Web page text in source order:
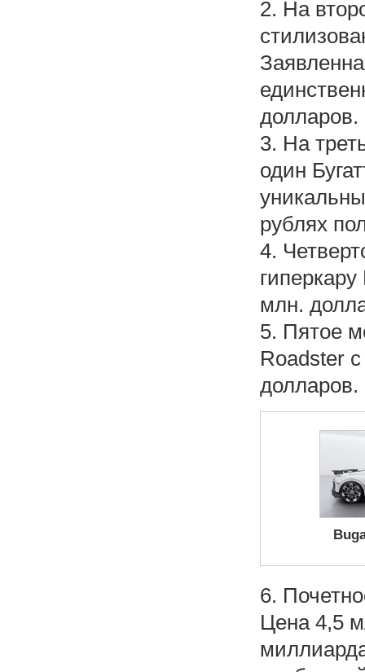
2. На
3. На
один
рублях
4.
млн.
5. Пятое
Roadster
долларов.
6.
Цена 4,5